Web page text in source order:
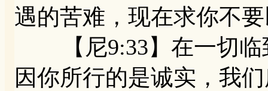
遇的苦难，现在求你不
【尼9:33】在一切临
因你所行的是诚实，我